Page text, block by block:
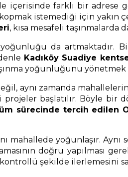
içerisinde farklı bir
istemediği için
, kısa mesafeli
da artmaktadır.
Kadıköy Suadiye
yoğunluğunu yönetmek
aynı zamanda
başlatılır. Böyle bir
sürecinde tercih edilen
yoğunlaşır.
doğru yapılması
şekilde ilerlemesini